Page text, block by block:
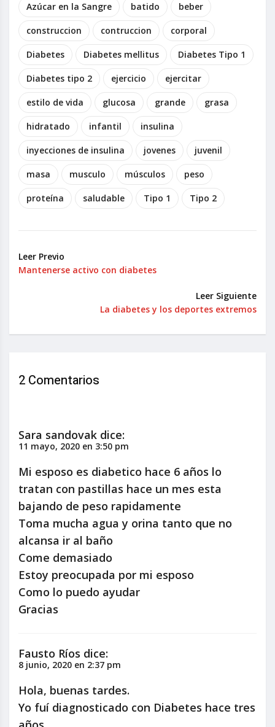
Azúcar en la Sangre batido beber
construccion contruccion corporal
Diabetes Diabetes mellitus Diabetes Tipo 1
Diabetes tipo 2 ejercicio ejercitar
estilo de vida glucosa grande grasa
hidratado infantil insulina
inyecciones de insulina jovenes juvenil
masa musculo músculos peso
proteína saludable Tipo 1 Tipo 2
Leer Previo
Mantenerse activo con diabetes
Leer Siguiente
La diabetes y los deportes extremos
2 Comentarios
Sara sandovak dice:
11 mayo, 2020 en 3:50 pm
Mi esposo es diabetico hace 6 años lo
tratan con pastillas hace un mes esta
bajando de peso rapidamente
Toma mucha agua y orina tanto que no
alcansa ir al baño
Come demasiado
Estoy preocupada por mi esposo
Como lo puedo ayudar
Gracias
Fausto Ríos dice:
8 junio, 2020 en 2:37 pm
Hola, buenas tardes.
Yo fuí diagnosticado con Diabetes hace tres